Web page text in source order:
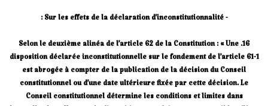
- Sur les effets de la déclaration d’inconstitutionnalité :
16. Selon le deuxième alinéa de l’article 62 de la Constitution : « Une
disposition déclarée inconstitutionnelle sur le fondement de l’article 61-1
est abrogée à compter de la publication de la décision du Conseil
constitutionnel ou d’une date ultérieure fixée par cette décision. Le
Conseil constitutionnel détermine les conditions et limites dans